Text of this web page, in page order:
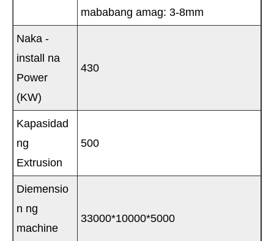
mababang amag: 3-8mm
Naka -
install na
Power
(KW)
430
Kapasidad
ng
Extrusion
500
Diemensio
n ng
machine
33000*10000*5000